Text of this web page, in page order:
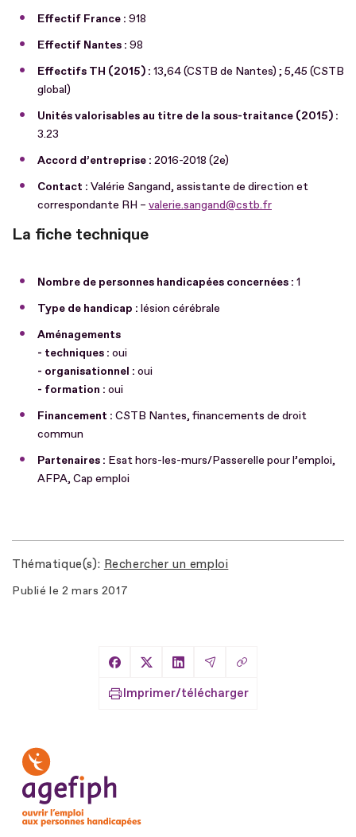
Effectif France : 918
Effectif Nantes : 98
Effectifs TH (2015) : 13,64 (CSTB de Nantes) ; 5,45 (CSTB
global)
Unités valorisables au titre de la sous-traitance (2015) :
3.23
Accord d’entreprise : 2016-2018 (2e)
Contact : Valérie Sangand, assistante de direction et
correspondante RH – valerie.sangand@cstb.fr
La fiche technique
Nombre de personnes handicapées concernées : 1
Type de handicap : lésion cérébrale
Aménagements
- techniques : oui
- organisationnel : oui
- formation : oui
Financement : CSTB Nantes, financements de droit
commun
Partenaires : Esat hors-les-murs/Passerelle pour l’emploi,
AFPA, Cap emploi
Thématique(s) Rechercher un emploi
Publié le 2 mars 2017
Partager sur Facebook
Partager sur X
Partager sur LinkedIn
Partager par Email
Copier le lien
Imprimer/télécharger